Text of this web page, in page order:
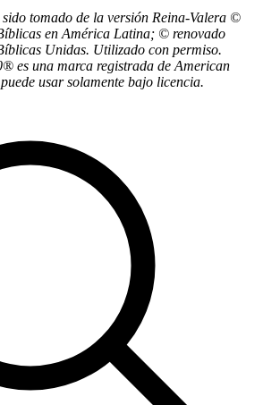
tomado de la versión Reina-Valera ©
en América Latina; © renovado
Unidas. Utilizado con permiso.
es una marca registrada de American
usar solamente bajo licencia.